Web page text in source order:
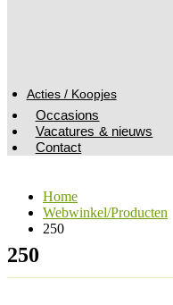
Acties / Koopjes
Occasions
Vacatures & nieuws
Contact
Home
Webwinkel/Producten
250
250